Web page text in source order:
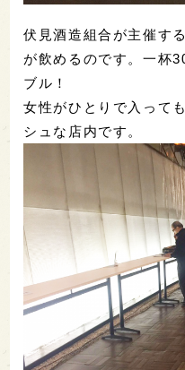
伏見酒造組合が主催す
が飲めるのです。一杯
ブル！
女性がひとりで入って
シュな店内です。